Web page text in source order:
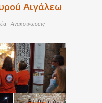
Αιγάλεω
- Ανακοινώσεις